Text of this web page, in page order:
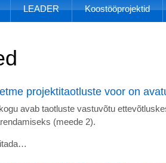
LEADER Koostööprojektid
projektitaotluste voor on
avab taotluste vastuvõtu
(meede 2).